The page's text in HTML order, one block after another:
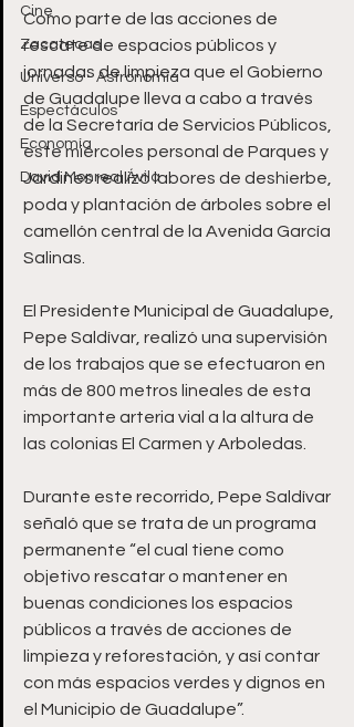
Cine
Zacatecas
Universo - Astronomía
Espectáculos
Economía
David Monreal Ávila
Como parte de las acciones de
rescate de espacios públicos y
jornadas de limpieza que el Gobierno
de Guadalupe lleva a cabo a través
de la Secretaría de Servicios Públicos,
este miércoles personal de Parques y
Jardines realizó labores de deshierbe,
poda y plantación de árboles sobre el
camellón central de la Avenida García
Salinas.
El Presidente Municipal de Guadalupe,
Pepe Saldívar, realizó una supervisión
de los trabajos que se efectuaron en
más de 800 metros lineales de esta
importante arteria vial a la altura de
las colonias El Carmen y Arboledas.
Durante este recorrido, Pepe Saldívar
señaló que se trata de un programa
permanente “el cual tiene como
objetivo rescatar o mantener en
buenas condiciones los espacios
públicos a través de acciones de
limpieza y reforestación, y así contar
con más espacios verdes y dignos en
el Municipio de Guadalupe”.